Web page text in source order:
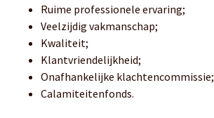
Ruime professionele ervaring;
Veelzijdig vakmanschap;
Kwaliteit;
Klantvriendelijkheid;
Onafhankelijke klachtencommissie;
Calamiteitenfonds.